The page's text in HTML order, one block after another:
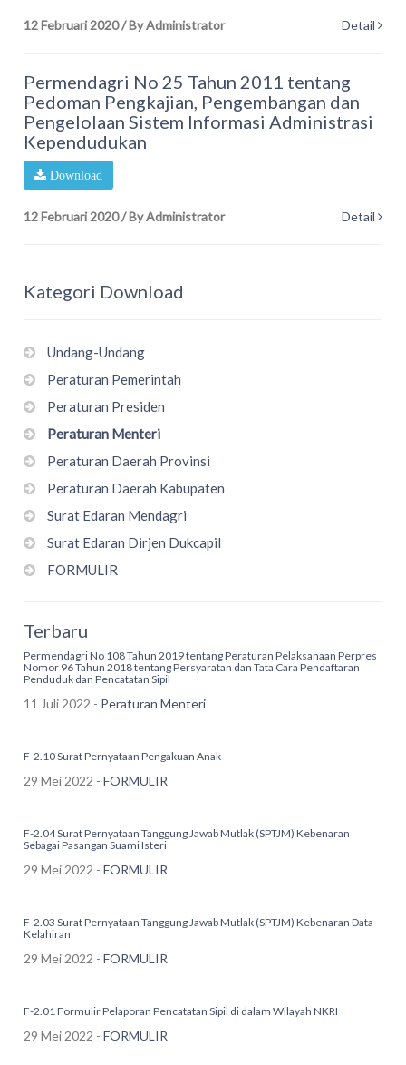
12 Februari 2020/By Administrator Detail
Permendagri No 25 Tahun 2011 tentang
Pedoman Pengkajian, Pengembangan dan
Pengelolaan Sistem Informasi Administrasi
Kependudukan
Download
12 Februari 2020/By Administrator Detail
Kategori Download
Undang-Undang
Peraturan Pemerintah
Peraturan Presiden
Peraturan Menteri
Peraturan Daerah Provinsi
Peraturan Daerah Kabupaten
Surat Edaran Mendagri
Surat Edaran Dirjen Dukcapil
FORMULIR
Terbaru
Permendagri No 108 Tahun 2019 tentang Peraturan Pelaksanaan Perpres
Nomor 96 Tahun 2018 tentang Persyaratan dan Tata Cara Pendaftaran
Penduduk dan Pencatatan Sipil
11 Juli 2022 - Peraturan Menteri
F-2.10 Surat Pernyataan Pengakuan Anak
29 Mei 2022 -FORMULIR
F-2.04 Surat Pernyataan Tanggung Jawab Mutlak (SPTJM) Kebenaran
Sebagai Pasangan Suami Isteri
29 Mei 2022 -FORMULIR
F-2.03 Surat Pernyataan Tanggung Jawab Mutlak (SPTJM) Kebenaran Data
Kelahiran
29 Mei 2022 -FORMULIR
F-2.01 Formulir Pelaporan Pencatatan Sipil di dalam Wilayah NKRI
29 Mei 2022 -FORMULIR